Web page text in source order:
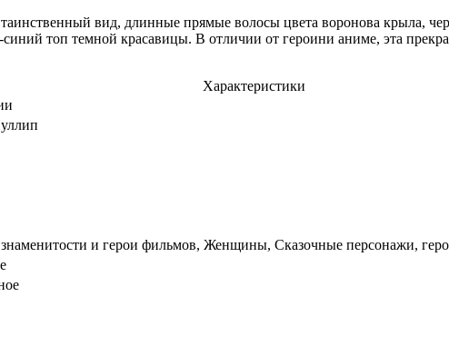
вид, длинные прямые волосы цвета воронова крыла,
топ темной красавицы. В отличии от героини аниме, эта
Характеристики
и герои фильмов, Женщины, Сказочные персонажи,